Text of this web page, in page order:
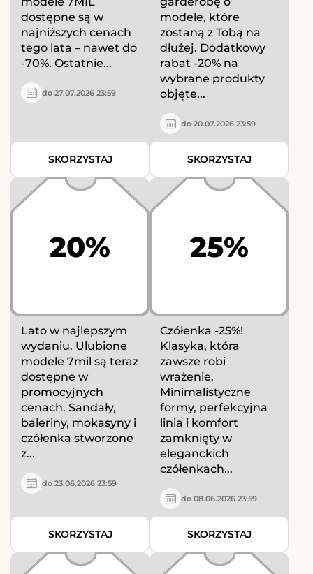
dostępne są w
najniższych cenach
tego lata – nawet do
-70%. Ostatnie...
do 27.07.2026 23:59
SKORZYSTAJ
modele, które
zostaną z Tobą na
dłużej. Dodatkowy
rabat -20% na
wybrane produkty
objęte...
do 20.07.2026 23:59
SKORZYSTAJ
20%
Lato w najlepszym
wydaniu. Ulubione
modele 7mil są teraz
dostępne w
promocyjnych
cenach. Sandały,
baleriny, mokasyny i
czółenka stworzone
z...
do 23.06.2026 23:59
SKORZYSTAJ
25%
Czółenka -25%!
Klasyka, która
zawsze robi
wrażenie.
Minimalistyczne
formy, perfekcyjna
linia i komfort
zamknięty w
eleganckich
czółenkach...
do 08.06.2026 23:59
SKORZYSTAJ